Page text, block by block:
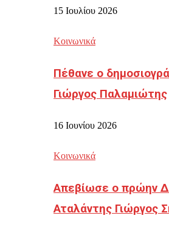
15 Ιουλίου 2026
Κοινωνικά
Πέθανε ο
Γιώργος Παλαμιώτης
16 Ιουνίου 2026
Κοινωνικά
Απεβίωσε ο πρώην
Αταλάντης Γιώργος